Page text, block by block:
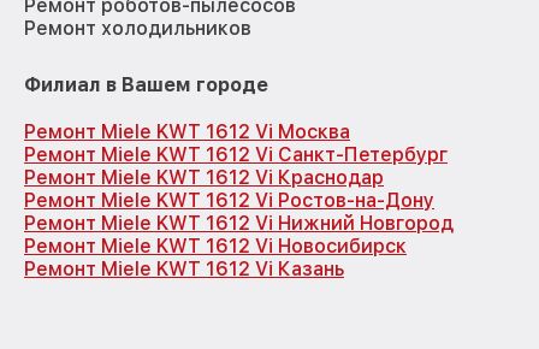
Ремонт роботов-пылесосов
Ремонт холодильников
Филиал в Вашем городе
Ремонт Miele KWT 1612 Vi Москва
Ремонт Miele KWT 1612 Vi Санкт-Петербург
Ремонт Miele KWT 1612 Vi Краснодар
Ремонт Miele KWT 1612 Vi Ростов-на-Дону
Ремонт Miele KWT 1612 Vi Нижний Новгород
Ремонт Miele KWT 1612 Vi Новосибирск
Ремонт Miele KWT 1612 Vi Казань